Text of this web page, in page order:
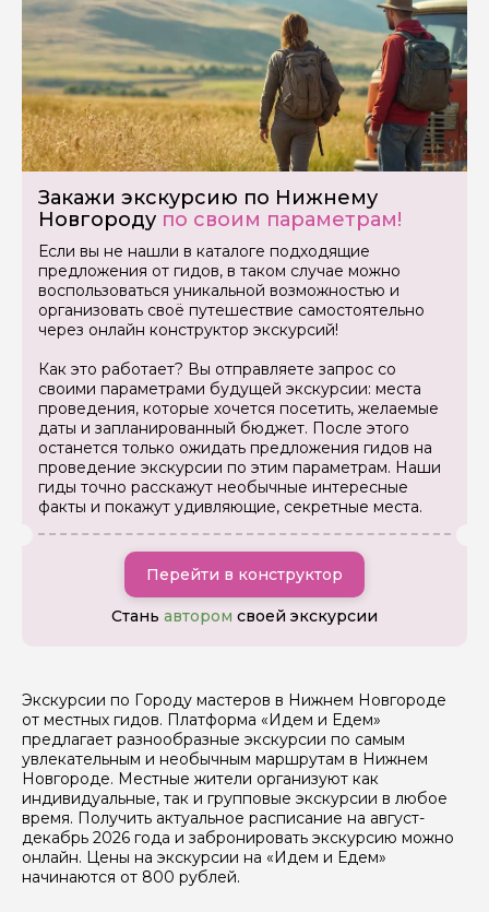
Закажи экскурсию по Нижнему
Новгороду по своим параметрам!
Если вы не нашли в каталоге подходящие
предложения от гидов, в таком случае можно
воспользоваться уникальной возможностью и
организовать своё путешествие самостоятельно
через онлайн конструктор экскурсий!
Как это работает? Вы отправляете запрос со
своими параметрами будущей экскурсии: места
проведения, которые хочется посетить, желаемые
даты и запланированный бюджет. После этого
останется только ожидать предложения гидов на
проведение экскурсии по этим параметрам. Наши
гиды точно расскажут необычные интересные
факты и покажут удивляющие, секретные места.
Перейти в конструктор
Стань автором своей экскурсии
Экскурсии по Городу мастеров в Нижнем Новгороде
от местных гидов. Платформа «Идем и Едем»
предлагает разнообразные экскурсии по самым
увлекательным и необычным маршрутам в Нижнем
Новгороде. Местные жители организуют как
индивидуальные, так и групповые экскурсии в любое
время. Получить актуальное расписание на август-
декабрь 2026 года и забронировать экскурсию можно
онлайн. Цены на экскурсии на «Идем и Едем»
начинаются от 800 рублей.
Задайте свой вопрос гиду
Как вас зовут
Ваша электронная почта
Ваш номер телефона
Если у вас есть интересующие вопросы, можете их
Я даю своё согласие на обработку персональных
данных
Отправить